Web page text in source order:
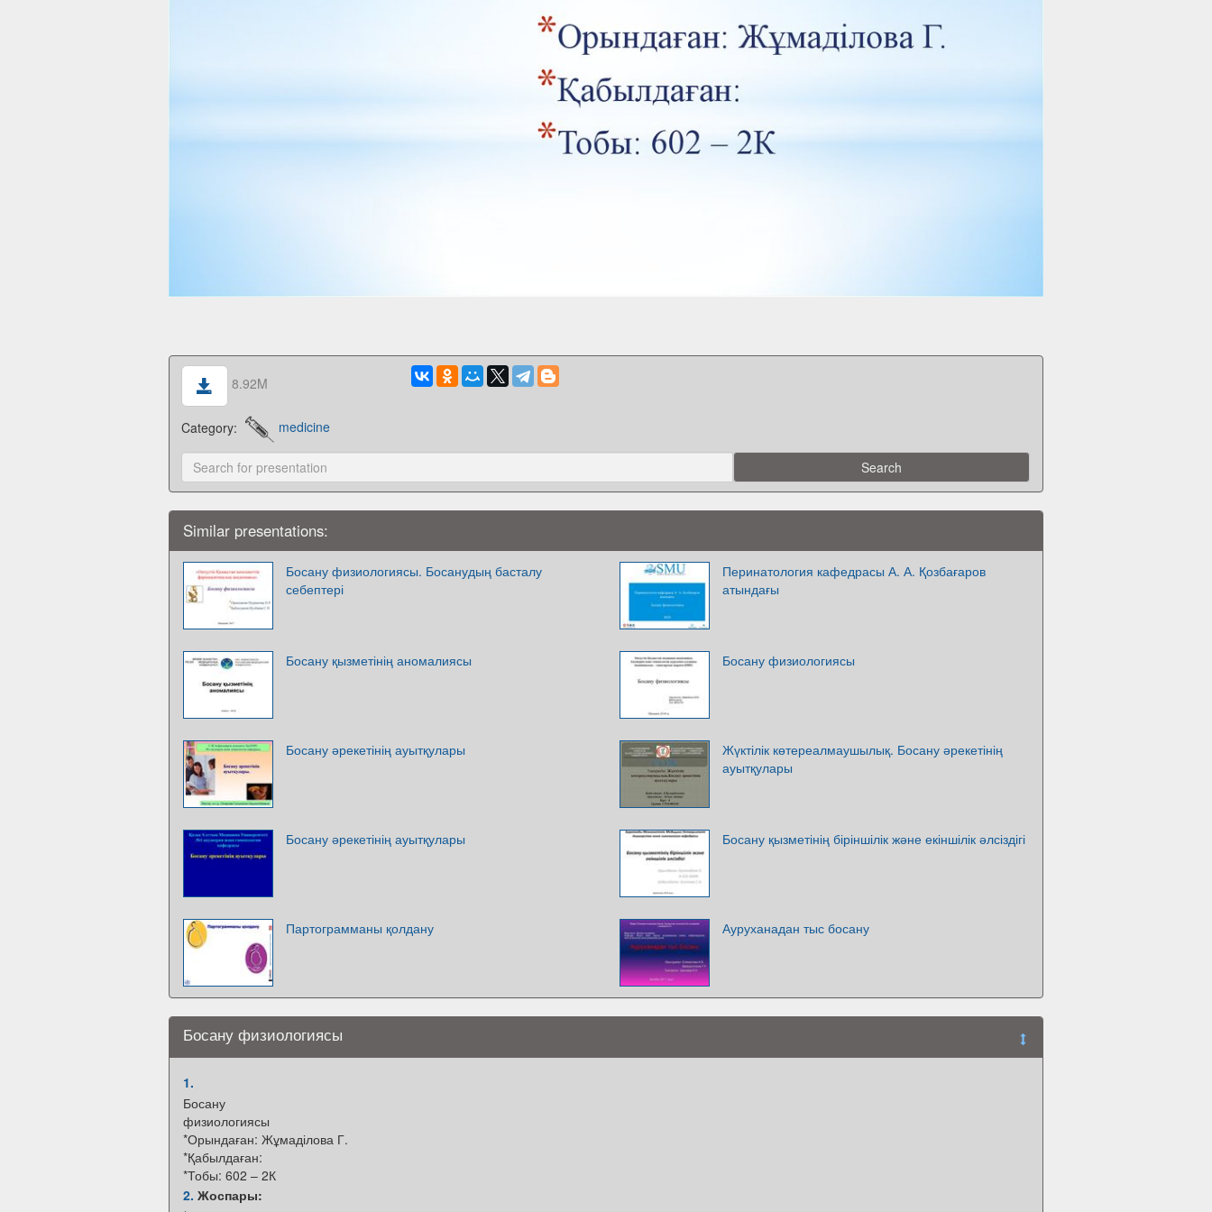
8.92M
Category: medicine
Similar presentations:
Босану физиологиясы. Босанудың басталу
себептері
Перинатология кафедрасы А. А. Қозбағаров
атындағы
Босану қызметінің аномалиясы Босану физиологиясы
Босану әрекетінің ауытқулары
Жүктілік көтереалмаушылық. Босану әрекетінің
ауытқулары
Босану әрекетінің ауытқулары Босану қызметінің біріншілік және екіншілік әлсіздігі
Партограмманы қолдану Ауруханадан тыс босану
Босану физиологиясы
1.
Босану
физиологиясы
*Орындаған: Жұмаділова Г.
*Қабылдаған:
*Тобы: 602 – 2К
2. Жоспары: